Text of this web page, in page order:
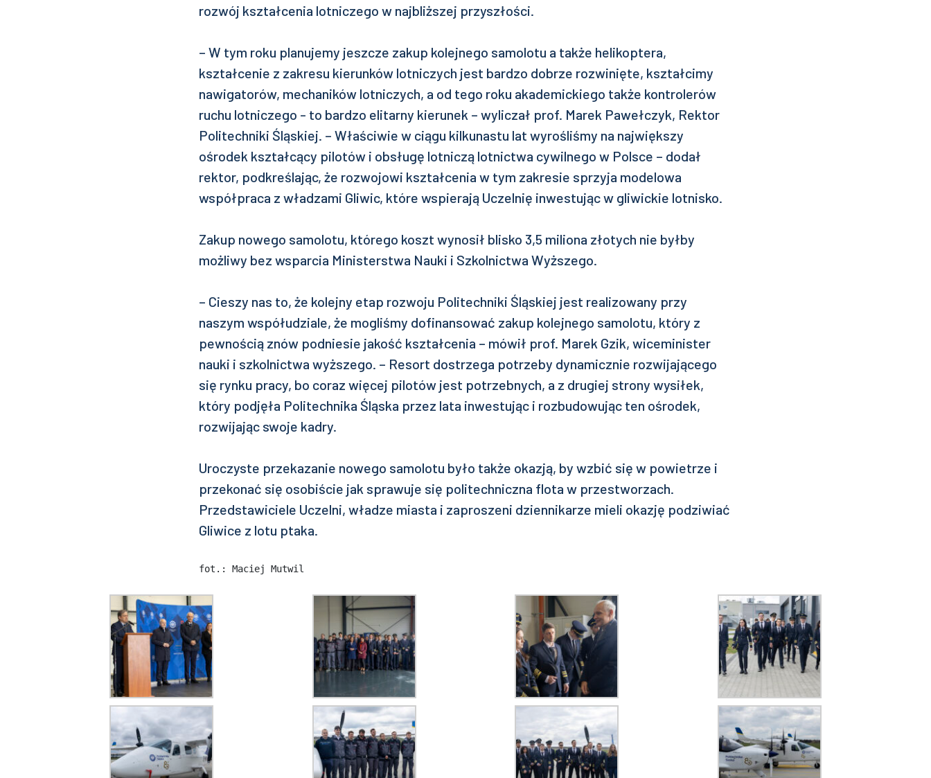
rozwój kształcenia lotniczego w najbliższej przyszłości.
– W tym roku planujemy jeszcze zakup kolejnego samolotu a także helikoptera,
kształcenie z zakresu kierunków lotniczych jest bardzo dobrze rozwinięte, kształcimy
nawigatorów, mechaników lotniczych, a od tego roku akademickiego także kontrolerów
ruchu lotniczego - to bardzo elitarny kierunek – wyliczał prof. Marek Pawełczyk, Rektor
Politechniki Śląskiej. – Właściwie w ciągu kilkunastu lat wyrośliśmy na największy
ośrodek kształcący pilotów i obsługę lotniczą lotnictwa cywilnego w Polsce – dodał
rektor, podkreślając, że rozwojowi kształcenia w tym zakresie sprzyja modelowa
współpraca z władzami Gliwic, które wspierają Uczelnię inwestując w gliwickie lotnisko.
Zakup nowego samolotu, którego koszt wynosił blisko 3,5 miliona złotych nie byłby
możliwy bez wsparcia Ministerstwa Nauki i Szkolnictwa Wyższego.
– Cieszy nas to, że kolejny etap rozwoju Politechniki Śląskiej jest realizowany przy
naszym współudziale, że mogliśmy dofinansować zakup kolejnego samolotu, który z
pewnością znów podniesie jakość kształcenia – mówił prof. Marek Gzik, wiceminister
nauki i szkolnictwa wyższego. – Resort dostrzega potrzeby dynamicznie rozwijającego
się rynku pracy, bo coraz więcej pilotów jest potrzebnych, a z drugiej strony wysiłek,
który podjęła Politechnika Śląska przez lata inwestując i rozbudowując ten ośrodek,
rozwijając swoje kadry.
Uroczyste przekazanie nowego samolotu było także okazją, by wzbić się w powietrze i
przekonać się osobiście jak sprawuje się politechniczna flota w przestworzach.
Przedstawiciele Uczelni, władze miasta i zaproszeni dziennikarze mieli okazję podziwiać
Gliwice z lotu ptaka.
fot.: Maciej Mutwil